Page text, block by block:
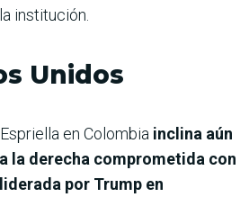
institución.
Unidos
en Colombia inclina aún
la derecha comprometida con
por Trump en